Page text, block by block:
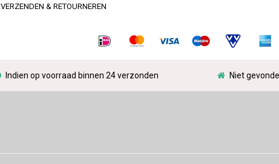
VERZENDEN & RETOURNEREN
Indien op voorraad binnen 24 verzonden Niet